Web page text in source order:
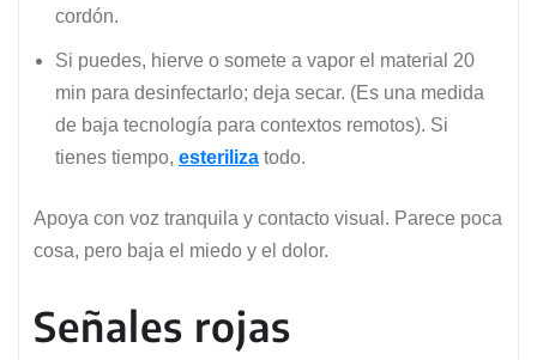
cordón.
Si puedes, hierve o somete a vapor el material 20
min para desinfectarlo; deja secar. (Es una medida
de baja tecnología para contextos remotos). Si
tienes tiempo, esteriliza todo.
Apoya con voz tranquila y contacto visual. Parece poca
cosa, pero baja el miedo y el dolor.
Señales rojas